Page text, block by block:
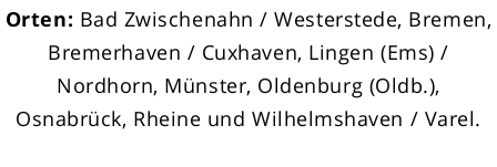
Orten: Bad Zwischenahn / Westerstede, Bremen,
Bremerhaven / Cuxhaven, Lingen (Ems) /
Nordhorn, Münster, Oldenburg (Oldb.),
Osnabrück, Rheine und Wilhelmshaven / Varel.